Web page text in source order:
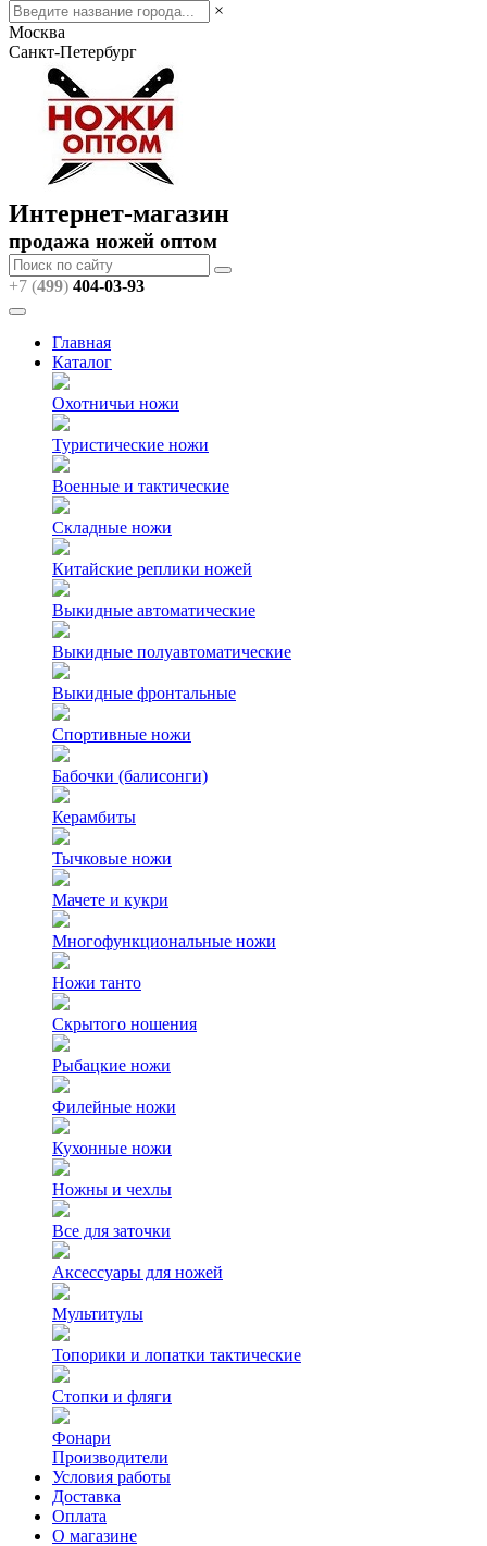
×
Москва
Санкт-Петербург
Интернет-магазин
продажа ножей оптом
+7 (499) 404-03-93
Главная
Каталог
Охотничьи ножи
Туристические ножи
Военные и тактические
Складные ножи
Китайские реплики ножей
Выкидные автоматические
Выкидные полуавтоматические
Выкидные фронтальные
Спортивные ножи
Бабочки (балисонги)
Керамбиты
Тычковые ножи
Мачете и кукри
Многофункциональные ножи
Ножи танто
Скрытого ношения
Рыбацкие ножи
Филейные ножи
Кухонные ножи
Ножны и чехлы
Все для заточки
Аксессуары для ножей
Мультитулы
Топорики и лопатки тактические
Стопки и фляги
Фонари
Производители
Условия работы
Доставка
Оплата
О магазине